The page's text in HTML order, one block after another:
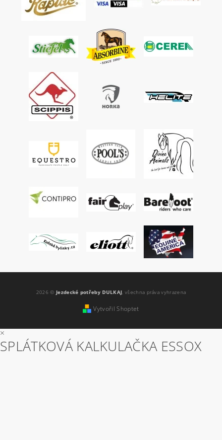
2026 © Jezdecké potřeby DULKAJ, všechna práva vyhrazena
Vytvořil Shoptet
×
SPLÁTKOVÁ KALKULAČKA ESSOX